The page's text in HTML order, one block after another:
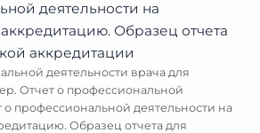
деятельности врача для
Отчет о профессиональной
о профессиональной деятельности на
Образец отчета для